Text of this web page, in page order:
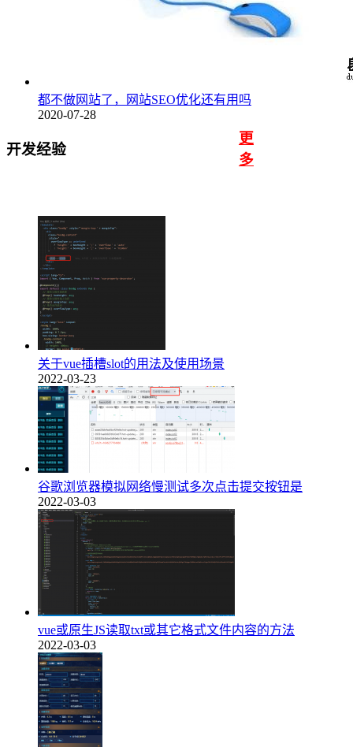
都不做网站了，网站SEO优化还有用吗
2020-07-28
开发经验
更
多
关于vue插槽slot的用法及使用场景
2022-03-23
谷歌浏览器模拟网络慢测试多次点击提交按钮是
2022-03-03
vue或原生JS读取txt或其它格式文件内容的方法
2022-03-03